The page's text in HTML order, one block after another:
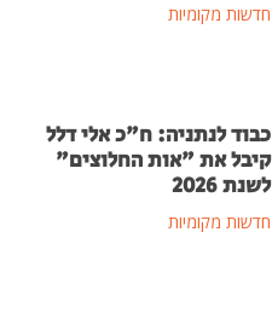
חדשות מקומיות
כבוד לנתניה: ח"כ אלי דלל
קיבל את "אות החלוצים"
לשנת 2026
חדשות מקומיות